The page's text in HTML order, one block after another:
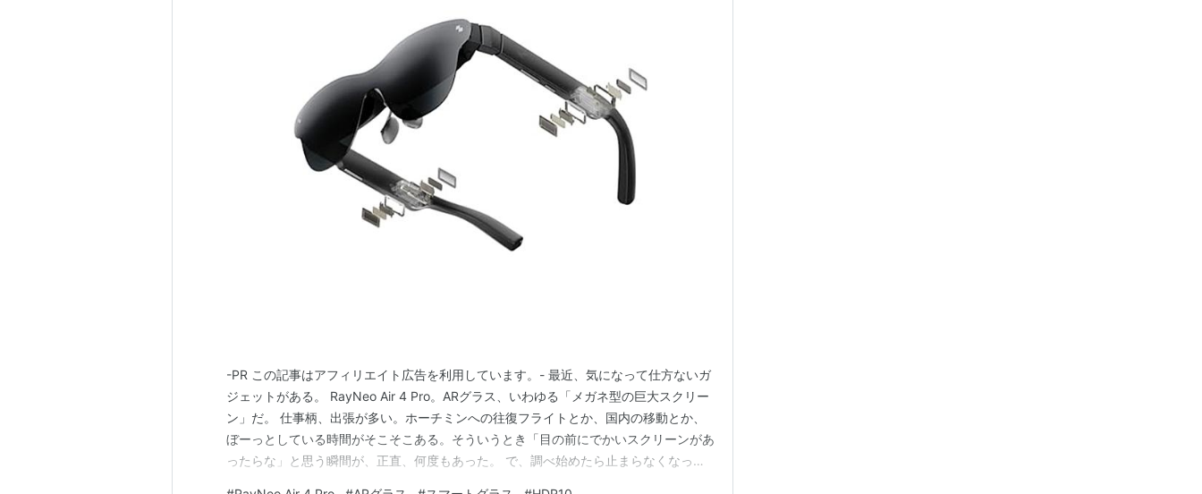
-PR この記事はアフィリエイト広告を利用しています。- 最近、気になって仕方ないガ
ジェットがある。 RayNeo Air 4 Pro。ARグラス、いわゆる「メガネ型の巨大スクリー
ン」だ。 仕事柄、出張が多い。ホーチミンへの往復フライトとか、国内の移動とか、
ぼーっとしている時間がそこそこある。そういうとき「目の前にでかいスクリーンがあ
ったらな」と思う瞬間が、正直、何度もあった。 で、調べ始めたら止まらなくなった